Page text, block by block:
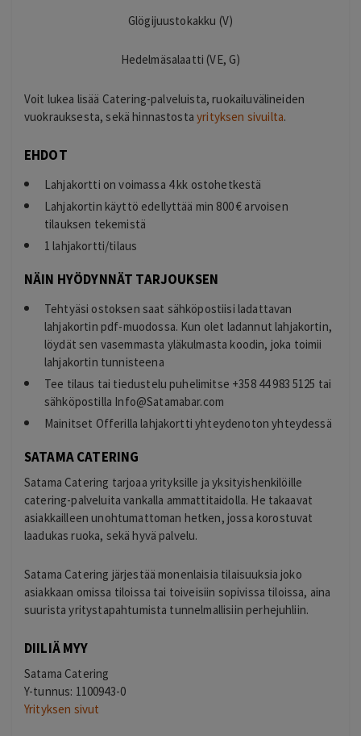
Glögijuustokakku (V)
Hedelmäsalaatti (VE, G)
Voit lukea lisää Catering-palveluista, ruokailuvälineiden
vuokrauksesta, sekä hinnastostayrityksen sivuilta.
EHDOT
Lahjakortti on voimassa 4 kk ostohetkestä
Lahjakortin käyttö edellyttää min 800 € arvoisen
tilauksen tekemistä
1 lahjakortti/tilaus
NÄIN HYÖDYNNÄT TARJOUKSEN
Tehtyäsi ostoksen saat sähköpostiisi ladattavan
lahjakortin pdf-muodossa. Kun olet ladannut lahjakortin,
löydät sen vasemmasta yläkulmasta koodin, joka toimii
lahjakortin tunnisteena
Tee tilaus tai tiedustelu puhelimitse +358 44 983 5125 tai
sähköpostilla Info@Satamabar.com
Mainitset Offerilla lahjakortti yhteydenoton yhteydessä
SATAMA CATERING
Satama Catering tarjoaa yrityksille ja yksityishenkilöille
catering-palveluita vankalla ammattitaidolla. He takaavat
asiakkailleen unohtumattoman hetken, jossa korostuvat
laadukas ruoka, sekä hyvä palvelu.
Satama Catering järjestää monenlaisia tilaisuuksia joko
asiakkaan omissa tiloissa tai toiveisiin sopivissa tiloissa, aina
suurista yritystapahtumista tunnelmallisiin perhejuhliin.
DIILIÄ MYY
Satama Catering
Y-tunnus: 1100943-0
Yrityksen sivut